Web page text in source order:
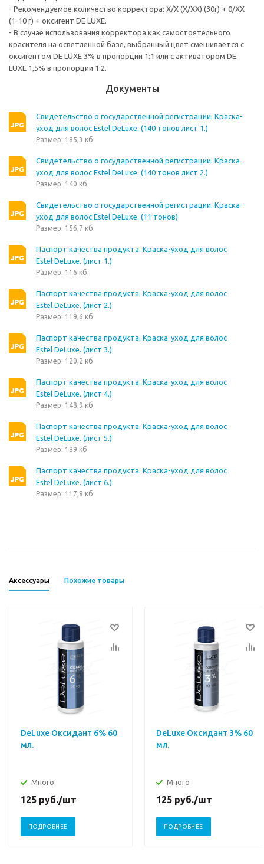
- Рекомендуемое количество корректора: Х/Х (Х/ХХ) (30г) + 0/ХХ
(1-10 г) + оксигент DE LUXE.
- В случае использования корректора как самостоятельного
красителя на осветленной базе, выбранный цвет смешивается с
оксигентом DE LUXE 3% в пропорции 1:1 или с активатором DE
LUXE 1,5% в пропорции 1:2.
Документы
Свидетельство о государственной регистрации. Краска-
уход для волос Estel DeLuxe. (140 тонов лист 1.)
Размер: 185,3 кб
Свидетельство о государственной регистрации. Краска-
уход для волос Estel DeLuxe. (140 тонов лист 2.)
Размер: 140 кб
Свидетельство о государственной регистрации. Краска-
уход для волос Estel DeLuxe. (11 тонов)
Размер: 156,7 кб
Паспорт качества продукта. Краска-уход для волос
Estel DeLuxe. (лист 1.)
Размер: 116 кб
Паспорт качества продукта. Краска-уход для волос
Estel DeLuxe. (лист 2.)
Размер: 119,6 кб
Паспорт качества продукта. Краска-уход для волос
Estel DeLuxe. (лист 3.)
Размер: 120,2 кб
Паспорт качества продукта. Краска-уход для волос
Estel DeLuxe. (лист 4.)
Размер: 148,9 кб
Паспорт качества продукта. Краска-уход для волос
Estel DeLuxe. (лист 5.)
Размер: 189 кб
Паспорт качества продукта. Краска-уход для волос
Estel DeLuxe. (лист 6.)
Размер: 117,8 кб
Аксессуары Похожие товары
DeLuxe Оксидант 6% 60
мл.
Много
125 руб./шт
ПОДРОБНЕЕ
DeLuxe Оксидант 3% 60
мл.
Много
125 руб./шт
ПОДРОБНЕЕ